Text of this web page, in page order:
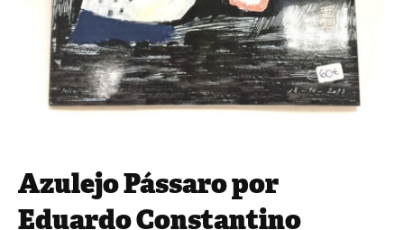
Azulejo Pássaro por
Eduardo Constantino